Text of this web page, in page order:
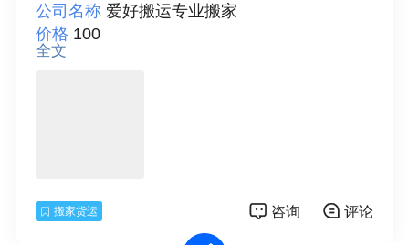
公司名称 爱好搬运专业搬家
价格 100
服务内容
全文
搬家货运 咨询 评论